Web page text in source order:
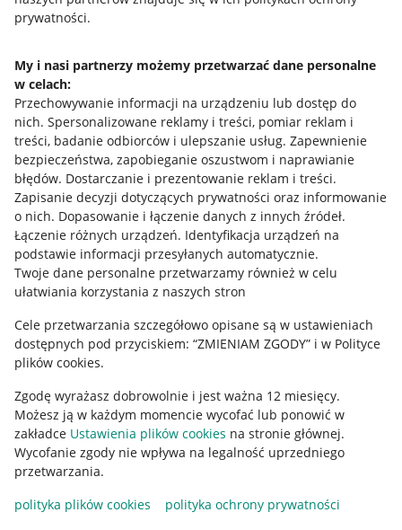
prywatności.
My i nasi partnerzy możemy przetwarzać dane personalne
w celach:
Przechowywanie informacji na urządzeniu lub dostęp do
nich. Spersonalizowane reklamy i treści, pomiar reklam i
treści, badanie odbiorców i ulepszanie usług. Zapewnienie
bezpieczeństwa, zapobieganie oszustwom i naprawianie
błędów. Dostarczanie i prezentowanie reklam i treści.
Zapisanie decyzji dotyczących prywatności oraz informowanie
o nich. Dopasowanie i łączenie danych z innych źródeł.
Łączenie różnych urządzeń. Identyfikacja urządzeń na
podstawie informacji przesyłanych automatycznie.
Twoje dane personalne przetwarzamy również w celu
ułatwiania korzystania z naszych stron
Cele przetwarzania szczegółowo opisane są w ustawieniach
dostępnych pod przyciskiem: “ZMIENIAM ZGODY” i w Polityce
plików cookies.
Zgodę wyrażasz dobrowolnie i jest ważna 12 miesięcy.
Możesz ją w każdym momencie wycofać lub ponowić w
zakładce Ustawienia plików cookies na stronie głównej.
Wycofanie zgody nie wpływa na legalność uprzedniego
przetwarzania.
polityka plików cookies
polityka ochrony prywatności
Jak to działa
Allegro Gadane dla sprzedających
Allegro Gadane dla kupujących
Mapa miejscowości
Informacje prawne
Regulamin
Polityka plików "cookies"
Ustawienia plików "cookies"
Udostępnianie lokalizacji
Informacje dla Aktu o Usługach Cyfrowych
Pobierz aplikację